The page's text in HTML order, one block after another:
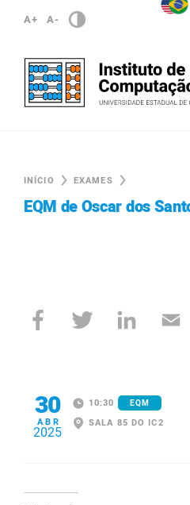
A+ A-
INÍCIO EXAMES
EQM de Oscar dos
30
ABR
2025
10:30 EQM
SALA 85 DO IC2